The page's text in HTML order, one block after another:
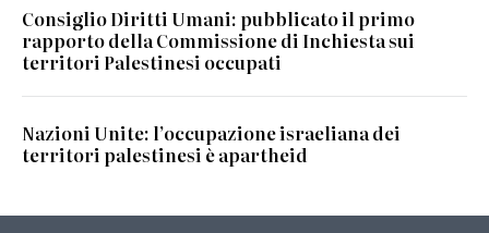
Consiglio Diritti Umani: pubblicato il primo
rapporto della Commissione di Inchiesta sui
territori Palestinesi occupati
Nazioni Unite: l’occupazione israeliana dei
territori palestinesi è apartheid